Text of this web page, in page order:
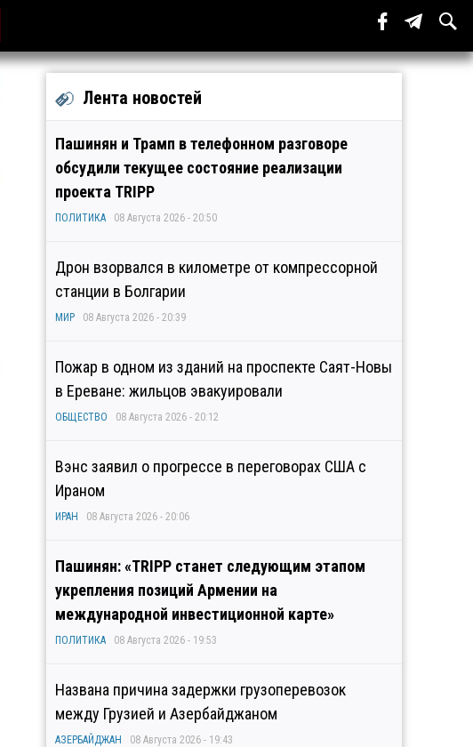
Лента новостей
Пашинян и Трамп в телефонном разговоре
обсудили текущее состояние реализации
проекта TRIPP
ПОЛИТИКА 08 Августа 2026 - 20:50
Дрон взорвался в километре от компрессорной
станции в Болгарии
МИР 08 Августа 2026 - 20:39
Пожар в одном из зданий на проспекте Саят-Новы
в Ереване: жильцов эвакуировали
ОБЩЕСТВО 08 Августа 2026 - 20:12
Вэнс заявил о прогрессе в переговорах США с
Ираном
ИРАН 08 Августа 2026 - 20:06
Пашинян: «TRIPP станет следующим этапом
укрепления позиций Армении на
международной инвестиционной карте»
ПОЛИТИКА 08 Августа 2026 - 19:53
Названа причина задержки грузоперевозок
между Грузией и Азербайджаном
АЗЕРБАЙДЖАН 08 Августа 2026 - 19:43